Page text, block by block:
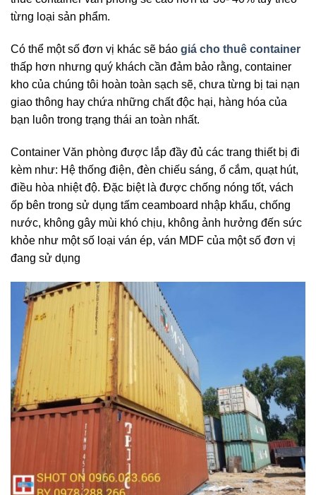
từng loại sản phẩm.
Có thể một số đơn vị khác sẽ báo giá cho thuê container
thấp hơn nhưng quý khách cần đảm bảo rằng, container
kho của chúng tôi hoàn toàn sạch sẽ, chưa từng bị tai nạn
giao thông hay chứa những chất độc hại, hàng hóa của
bạn luôn trong trạng thái an toàn nhất.
Container Văn phòng được lắp đầy đủ các trang thiết bị đi
kèm như: Hệ thống điện, đèn chiếu sáng, ổ cắm, quạt hút,
điều hòa nhiệt độ. Đặc biệt là được chống nóng tốt, vách
ốp bên trong sử dụng tấm ceamboard nhập khẩu, chống
nước, không gây mùi khó chịu, không ảnh hưởng đến sức
khỏe như một số loại ván ép, ván MDF của một số đơn vị
đang sử dụng